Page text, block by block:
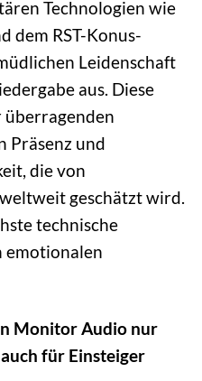
Technologien wie
dem RST-Konus-
Leidenschaft
aus. Diese
Präsenz und
die von
geschätzt wird.
technische
emotionalen
Monitor Audio nur
für Einsteiger